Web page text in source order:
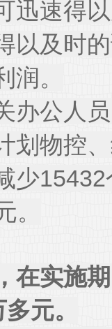
迅速得
以及时
润。
办公人
划物控
少
。
在实施
元。